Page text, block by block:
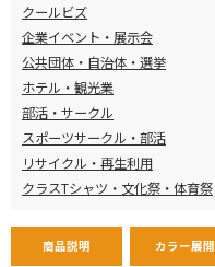
クールビズ
企業イベント・展示会
公共団体・自治体・選挙
ホテル・観光業
部活・サークル
スポーツサークル・部活
リサイクル・再生利用
クラスTシャツ・文化祭・体育祭
商品説明 カラー展開